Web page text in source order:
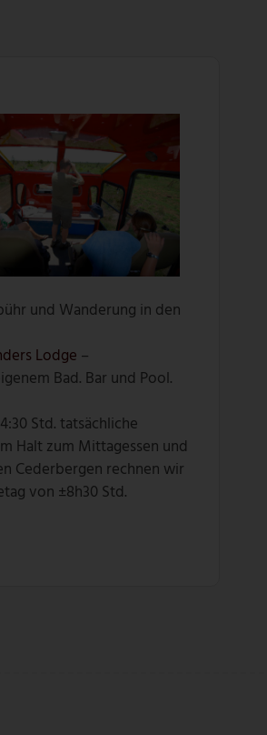
und Wanderung in den
Lodge –
Bad. Bar und Pool.
Std. tatsächliche
Halt zum Mittagessen und
Cederbergen rechnen wir
von ±8h30 Std.